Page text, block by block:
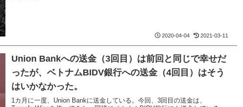
2020-04-04 2021-03-11
Union Bankへの送金（3回目）は前回と同じで幸せだ
ったが、ベトナムBIDV銀行への送金（4回目）はそう
はいかなかった。
1カ月に一度、Union Bankに送金している。今回、3回目の送金は、